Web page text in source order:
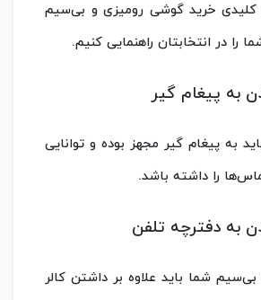
کلیدی خرید گوشی رومیزی و بی‌سیم
را در انتخابتان راهنمایی کنیم.
به پیغام گیر
به پیغام گیر مجهز بوده و توانایی
را داشته باشد.
به دفترچه تلفن
شما باید علاوه بر داشتن کالر